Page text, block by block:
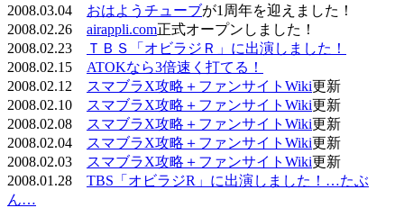
2008.03.04 おはようチューブが1周年を迎えました！
2008.02.26 airappli.com正式オープンしました！
2008.02.23
ＴＢＳ「オビラジＲ」に出演しました！
2008.02.15 ATOKなら3倍速く打てる！
2008.02.12
スマブラX攻略＋ファンサイトWiki更新
2008.02.10
スマブラX攻略＋ファンサイトWiki更新
2008.02.08
スマブラX攻略＋ファンサイトWiki更新
2008.02.04
スマブラX攻略＋ファンサイトWiki更新
2008.02.03
スマブラX攻略＋ファンサイトWiki更新
2008.01.28 TBS「オビラジR」に出演しました！…たぶ
ん…